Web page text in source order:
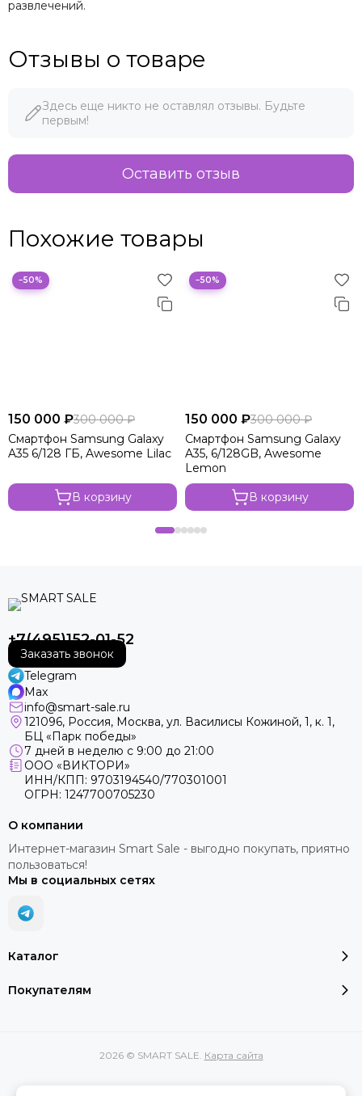
развлечений.
Отзывы о товаре
Здесь еще никто не оставлял отзывы. Будьте
первым!
Оставить отзыв
Похожие товары
−50%
150 000 ₽300 000 ₽
Смартфон Samsung Galaxy
A35 6/128 ГБ, Awesome Lilac
В корзину
−50%
150 000 ₽300 000 ₽
Смартфон Samsung Galaxy
A35, 6/128GB, Awesome
Lemon
В корзину
+7(495)152-01-52
Заказать звонок
Telegram
Max
info@smart-sale.ru
121096, Россия, Москва, ул. Василисы Кожиной, 1, к. 1,
БЦ «Парк победы»
7 дней в неделю с 9:00 до 21:00
ООО «ВИКТОРИ»
ИНН/КПП: 9703194540/770301001
ОГРН: 1247700705230
Каталог
Покупателям
О компании
Интернет-магазин Smart Sale - выгодно покупать, приятно
пользоваться!
Мы в социальных сетях
2026 © SMART SALE. Карта сайта